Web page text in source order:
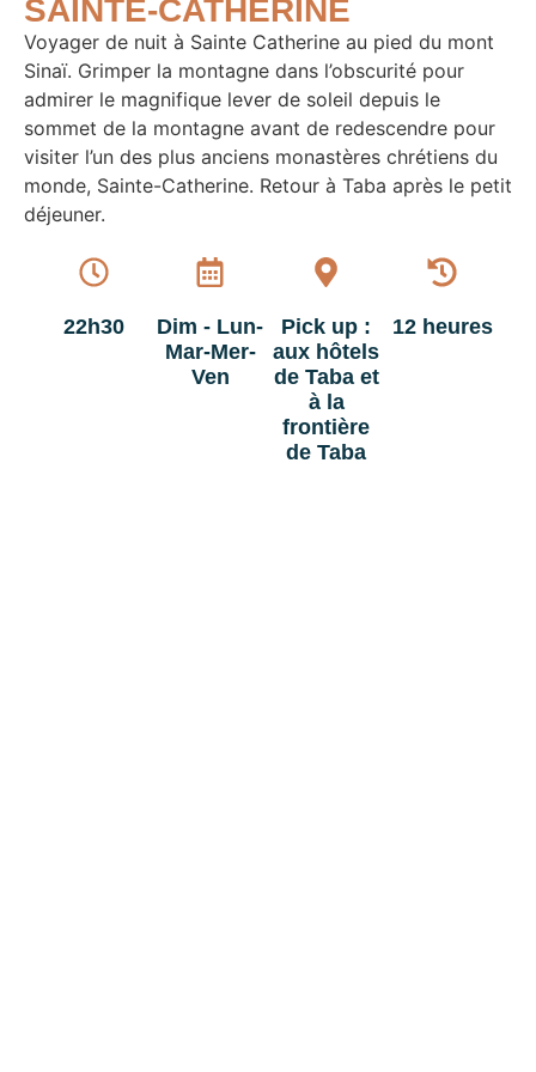
SAINTE-CATHERINE
Voyager de nuit à Sainte Catherine au pied du mont
Sinaï. Grimper la montagne dans l’obscurité pour
admirer le magnifique lever de soleil depuis le
sommet de la montagne avant de redescendre pour
visiter l’un des plus anciens monastères chrétiens du
monde, Sainte-Catherine. Retour à Taba après le petit
déjeuner.
22h30
Dim - Lun-
Mar-Mer-
Ven
Pick up :
aux hôtels
de Taba et
à la
frontière
de Taba
12 heures